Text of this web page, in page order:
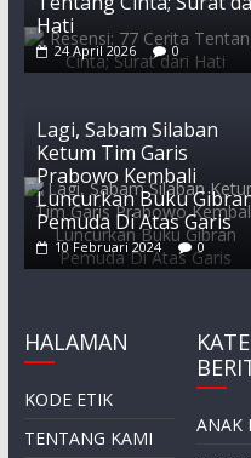
Hati
24 April 2026 0
Lagi, Sabam Silaban
Ketum Tim Garis
Prabowo Kembali
Luncurkan Buku
Pemuda Di Atas Garis
10 Februari 2024 0
HALAMAN
KODE ETIK
TENTANG KAMI
ANAK